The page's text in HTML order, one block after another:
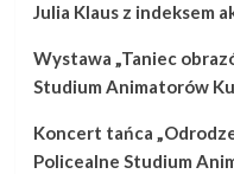
Julia Klaus z indeksem
Wystawa „Taniec
Studium Animatorów
Koncert tańca
Policealne Studium